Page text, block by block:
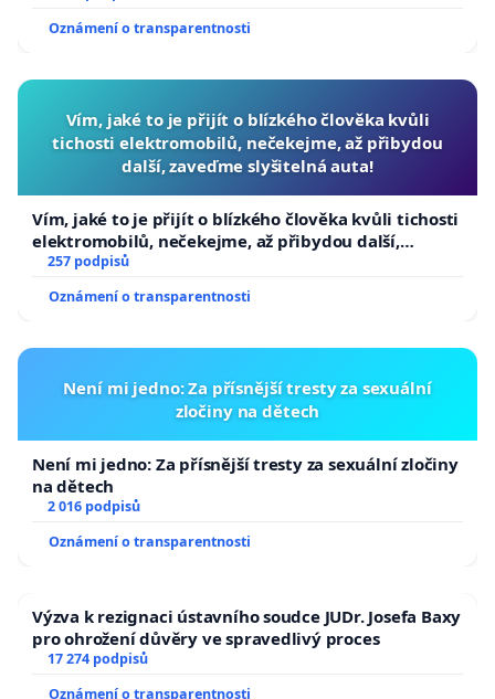
Oznámení o transparentnosti
Vím, jaké to je přijít o blízkého člověka kvůli
tichosti elektromobilů, nečekejme, až přibydou
další, zaveďme slyšitelná auta!
Vím, jaké to je přijít o blízkého člověka kvůli tichosti
elektromobilů, nečekejme, až přibydou další,
zaveďme slyšitelná auta!
257 podpisů
Oznámení o transparentnosti
Není mi jedno: Za přísnější tresty za sexuální
zločiny na dětech
Není mi jedno: Za přísnější tresty za sexuální zločiny
na dětech
2 016 podpisů
Oznámení o transparentnosti
Výzva k rezignaci ústavního soudce JUDr. Josefa Baxy
pro ohrožení důvěry ve spravedlivý proces
17 274 podpisů
Oznámení o transparentnosti